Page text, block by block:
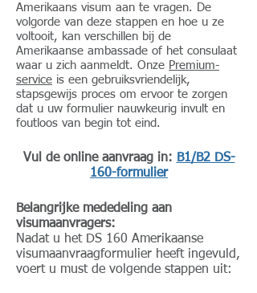
Amerikaans visum aan te vragen. De
volgorde van deze stappen en hoe u ze
voltooit, kan verschillen bij de
Amerikaanse ambassade of het consulaat
waar u zich aanmeldt. Onze Premium-
service is een gebruiksvriendelijk,
stapsgewijs proces om ervoor te zorgen
dat u uw formulier nauwkeurig invult en
foutloos van begin tot eind.
Vul de online aanvraag in: B1/B2 DS-
160-formulier
Belangrijke mededeling aan
visumaanvragers:
Nadat u het DS 160 Amerikaanse
visumaanvraagformulier heeft ingevuld,
voert u must de volgende stappen uit: